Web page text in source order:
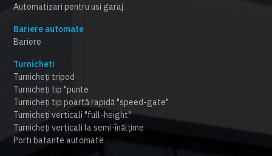
Automatizari pentru usi garaj
Bariere automate
Bariere
Turnicheti
Turnicheți tripod
Turnicheți tip "punte
Turnicheți tip poartă rapidă "speed-gate"
Turnicheți verticali "full-height"
Turnicheți verticali la semi-înălțime
Porti batante automate